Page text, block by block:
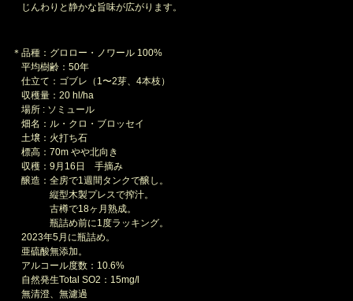
じんわりと静かな旨味が広がります。
＊品種：グロロー・ノワール 100%
平均樹齢：50年
仕立て：ゴブレ（1〜2芽、4本枝）
収穫量：20 hl/ha
場所 : ソミュール
畑名：ル・クロ・ブロッセイ
土壌：火打ち石
標高：70m やや北向き
収穫：9月16日 手摘み
醸造：全房で1週間タンクで醸し。
縦型木製プレスで搾汁。
古樽で18ヶ月熟成。
瓶詰め前に1度ラッキング。
2023年5月に瓶詰め。
亜硫酸無添加。
アルコール度数：10.6%
自然発生Total SO2：15mg/l
無清澄、無濾過